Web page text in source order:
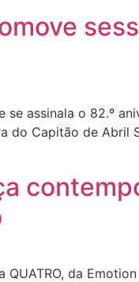
assinala o 82.º
do Capitão de Abril
da